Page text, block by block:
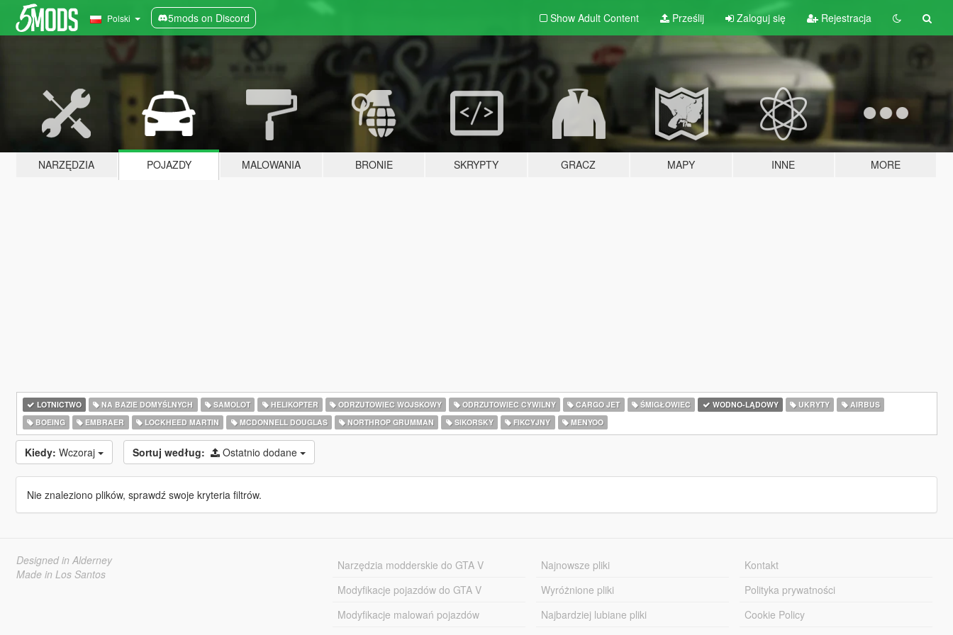
Polski 5mods on Discord Show Adult Content Prześlij Zaloguj się Rejestracja
NARZĘDZIA POJAZDY MALOWANIA BRONIE SKRYPTY GRACZ MAPY INNE MORE
LOTNICTWO NA BAZIE DOMYŚLNYCH SAMOLOT HELIKOPTER ODRZUTOWIEC WOJSKOWY ODRZUTOWIEC CYWILNY CARGO JET ŚMIGŁOWIEC WODNO-LĄDOWY UKRYTY
AIRBUS
BOEING
EMBRAER LOCKHEED MARTIN MCDONNELL DOUGLAS NORTHROP GRUMMAN SIKORSKY FIKCYJNY MENYOO
Kiedy: Wczoraj Sortuj według: Ostatnio dodane
Nie znaleziono plików, sprawdź swoje kryteria filtrów.
Designed in Alderney
Made in Los Santos
Narzędzia modderskie do GTA V
Modyfikacje pojazdów do GTA V
Modyfikacje malowań pojazdów
Najnowsze pliki
Wyróżnione pliki
Najbardziej lubiane pliki
Kontakt
Polityka prywatności
Cookie Policy